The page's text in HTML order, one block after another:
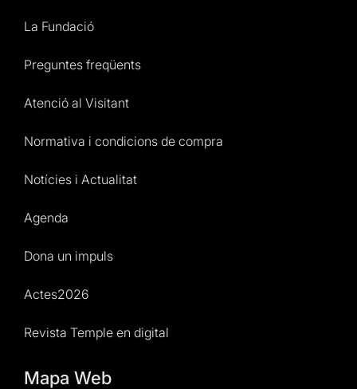
La Fundació
Preguntes freqüents
Atenció al Visitant
Normativa i condicions de compra
Notícies i Actualitat
Agenda
Dona un impuls
Actes2026
Revista Temple en digital
Mapa Web